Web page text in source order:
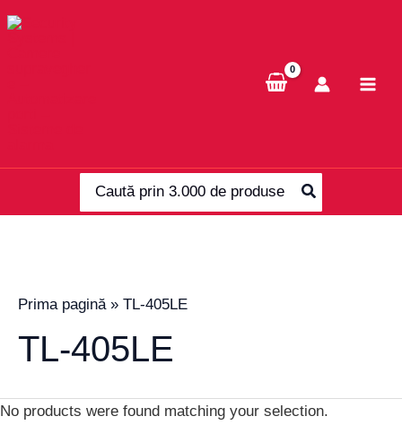
Skip
to
for:
Prima pagină» TL-405LE
TL-405LE
No products were found matching your selection.